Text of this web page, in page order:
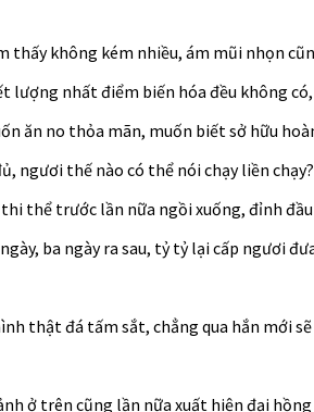
không kém nhiều, ám mũi nhọn
nhất điểm biến hóa đều không
ăn no thỏa mãn, muốn biết sở hữu
ngươi thế nào có thể nói chạy liền
thể trước lần nữa ngồi xuống, đỉnh
ba ngày ra sau, tỷ tỷ lại cấp ngươi
thật đá tấm sắt, chẳng qua hắn mới
ở trên cũng lần nữa xuất hiện đại